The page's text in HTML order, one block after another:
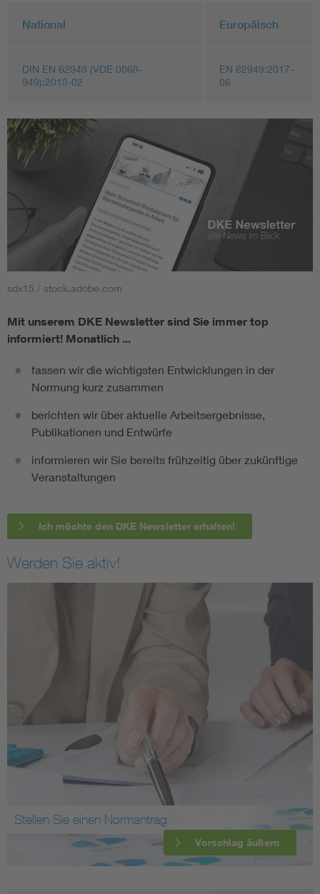
National Europäisch
DIN EN 62949 (VDE 0868-
949):2018-02
EN 62949:2017-
06
sdx15 / stock.adobe.com
Mit unserem DKE Newsletter sind Sie immer top
informiert! Monatlich ...
fassen wir die wichtigsten Entwicklungen in der
Normung kurz zusammen
berichten wir über aktuelle Arbeitsergebnisse,
Publikationen und Entwürfe
informieren wir Sie bereits frühzeitig über zukünftige
Veranstaltungen
Ich möchte den DKE Newsletter erhalten!
Werden Sie aktiv!
Stellen Sie einen Normantrag
Vorschlag äußern